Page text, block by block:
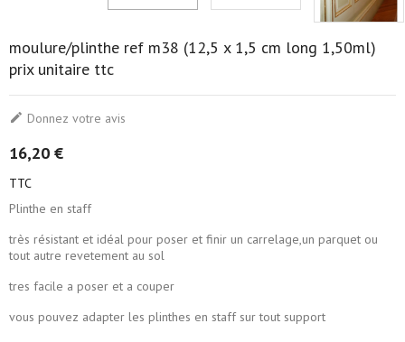
moulure/plinthe ref m38 (12,5 x 1,5 cm long 1,50ml)
prix unitaire ttc
 Donnez votre avis
16,20 €
TTC
Plinthe en staff
très résistant et idéal pour poser et finir un carrelage,un parquet ou
tout autre revetement au sol
tres facile a poser et a couper
vous pouvez adapter les plinthes en staff sur tout support